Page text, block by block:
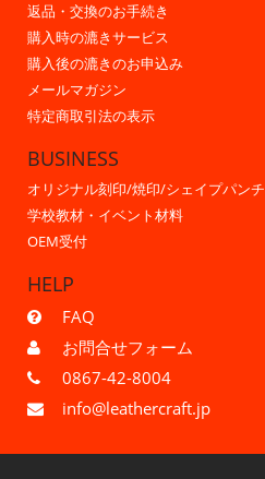
返品・交換のお手続き
購入時の漉きサービス
購入後の漉きのお申込み
メールマガジン
特定商取引法の表示
BUSINESS
オリジナル刻印/焼印/シェイプパンチ
学校教材・イベント材料
OEM受付
HELP
FAQ
お問合せフォーム
0867-42-8004
info@leathercraft.jp